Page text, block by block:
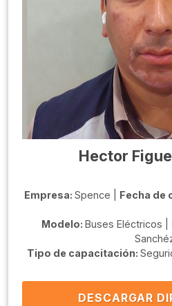
Hector
Empresa: Spence | Fecha de
Modelo: Buses Eléctricos |
Tipo de capacitación:
DESCARGAR